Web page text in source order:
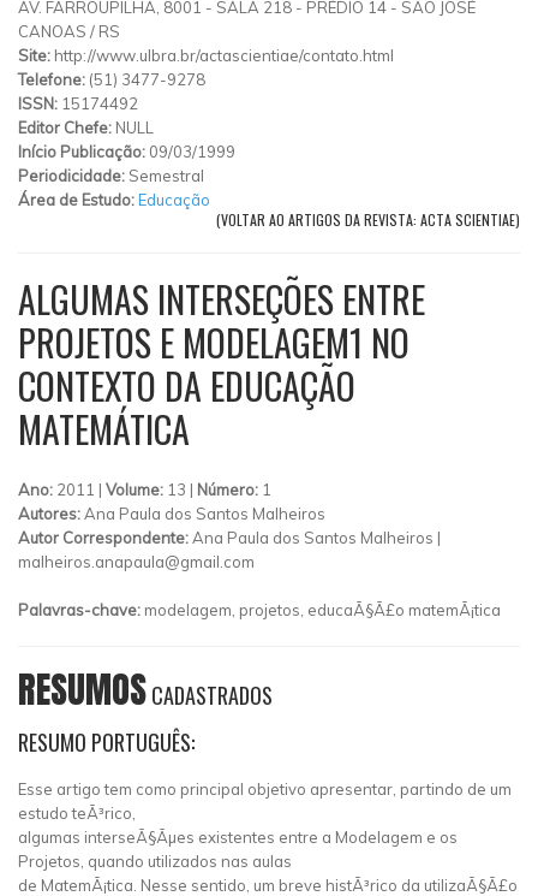
AV. FARROUPILHA, 8001 - SALA 218 - PRÉDIO 14 - SÃO JOSÉ
CANOAS / RS
Site: http://www.ulbra.br/actascientiae/contato.html
Telefone: (51) 3477-9278
ISSN: 15174492
Editor Chefe: NULL
Início Publicação: 09/03/1999
Periodicidade: Semestral
Área de Estudo:Educação
(VOLTAR AO ARTIGOS DA REVISTA: ACTA SCIENTIAE)
ALGUMAS INTERSEÇÕES ENTRE
PROJETOS E MODELAGEM1 NO
CONTEXTO DA EDUCAÇÃO
MATEMÁTICA
Ano: 2011 | Volume: 13 | Número: 1
Autores:Ana Paula dos Santos Malheiros
Autor Correspondente:Ana Paula dos Santos Malheiros |
malheiros.anapaula@gmail.com
Palavras-chave:modelagem, projetos, educaÃ§Ã£o matemÃ¡tica
RESUMOSCADASTRADOS
RESUMO PORTUGUÊS:
Esse artigo tem como principal objetivo apresentar, partindo de um
estudo teÃ³rico,
algumas interseÃ§Ãµes existentes entre a Modelagem e os
Projetos, quando utilizados nas aulas
de MatemÃ¡tica. Nesse sentido, um breve histÃ³rico da utilizaÃ§Ã£o